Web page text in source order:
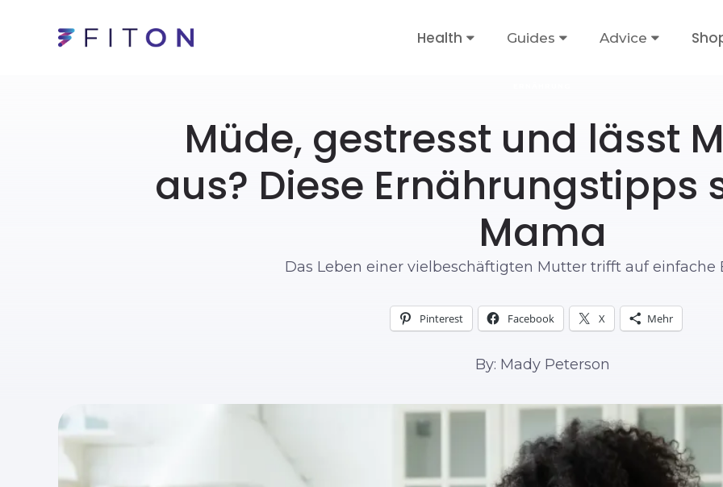
Health Guides Advice
Müde, gestresst und lässt
aus? Diese Ernährungstipps
Mama
Das Leben einer vielbeschäftigten Mutter trifft auf einfache
Pinterest Facebook X Mehr
By: Mady Peterson